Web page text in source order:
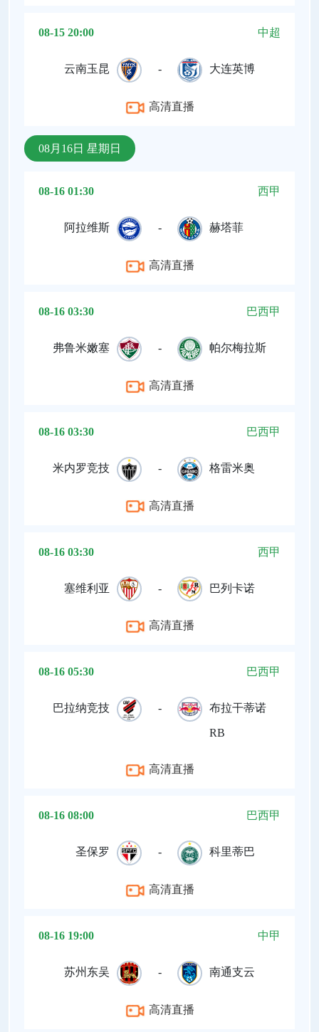
08-15 20:00 中超
云南玉昆 - 大连英博
高清直播
08月16日 星期日
08-16 01:30 西甲
阿拉维斯 - 赫塔菲
高清直播
08-16 03:30 巴西甲
弗鲁米嫩塞 - 帕尔梅拉斯
高清直播
08-16 03:30 巴西甲
米内罗竞技 - 格雷米奥
高清直播
08-16 03:30 西甲
塞维利亚 - 巴列卡诺
高清直播
08-16 05:30 巴西甲
巴拉纳竞技 - 布拉干蒂诺
RB
高清直播
08-16 08:00 巴西甲
圣保罗 - 科里蒂巴
高清直播
08-16 19:00 中甲
苏州东吴 - 南通支云
高清直播